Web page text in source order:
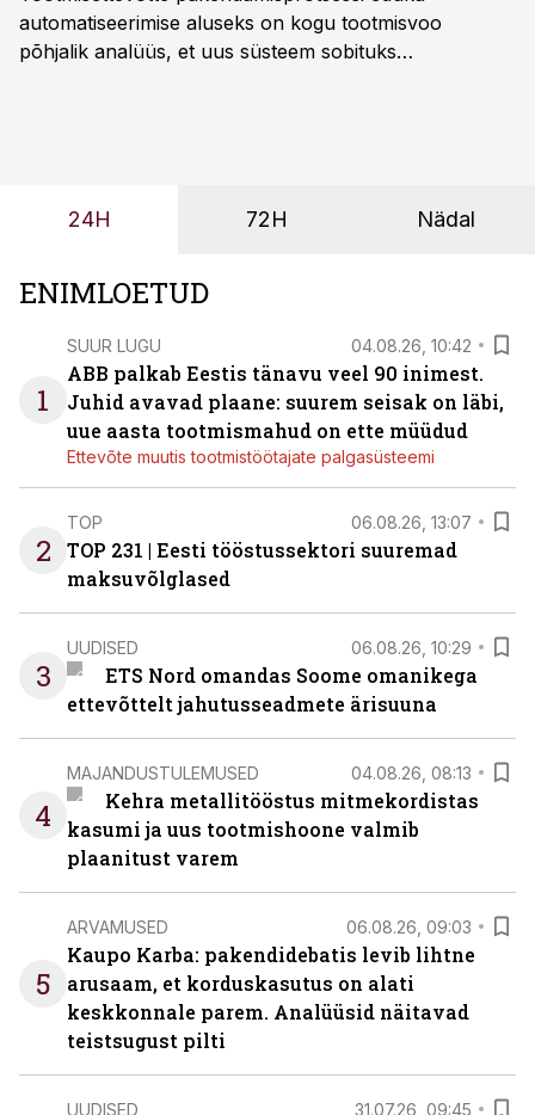
automatiseerimise aluseks on kogu tootmisvoo
põhjalik analüüs, et uus süsteem sobituks
OÜ tegevjuht Sander Mitendorf.
24H 72H Nädal
ENIMLOETUD
1
SUUR LUGU 04.08.26, 10:42
ABB palkab Eestis tänavu veel 90 inimest.
Juhid avavad plaane: suurem seisak on läbi,
uue aasta tootmismahud on ette müüdud
Ettevõte muutis tootmistöötajate palgasüsteemi
2
TOP 06.08.26, 13:07
TOP 231 | Eesti tööstussektori suuremad
maksuvõlglased
3
UUDISED 06.08.26, 10:29
ETS Nord omandas Soome omanikega
ettevõttelt jahutusseadmete ärisuuna
4
MAJANDUSTULEMUSED 04.08.26, 08:13
Kehra metallitööstus mitmekordistas
kasumi ja uus tootmishoone valmib
plaanitust varem
5
ARVAMUSED 06.08.26, 09:03
Kaupo Karba: pakendidebatis levib lihtne
arusaam, et korduskasutus on alati
keskkonnale parem. Analüüsid näitavad
teistsugust pilti
UUDISED 31.07.26, 09:45